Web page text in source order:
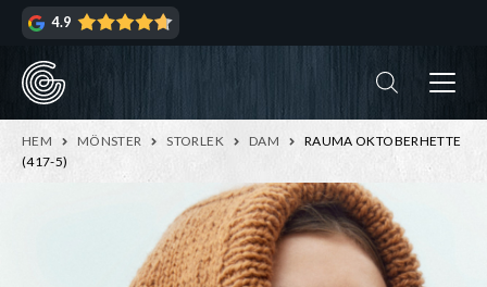
Hoppa
navigering
Hoppa
innehåll
4.9
HEM MÖNSTER STORLEK DAM
RAUMA OKTOBERHETTE
(417-5)